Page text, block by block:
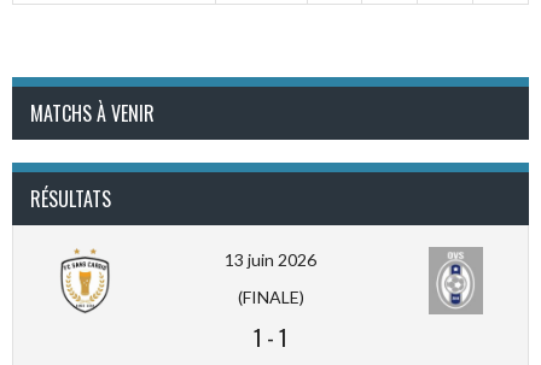
MATCHS À VENIR
RÉSULTATS
13 juin 2026
(FINALE)
1 -1